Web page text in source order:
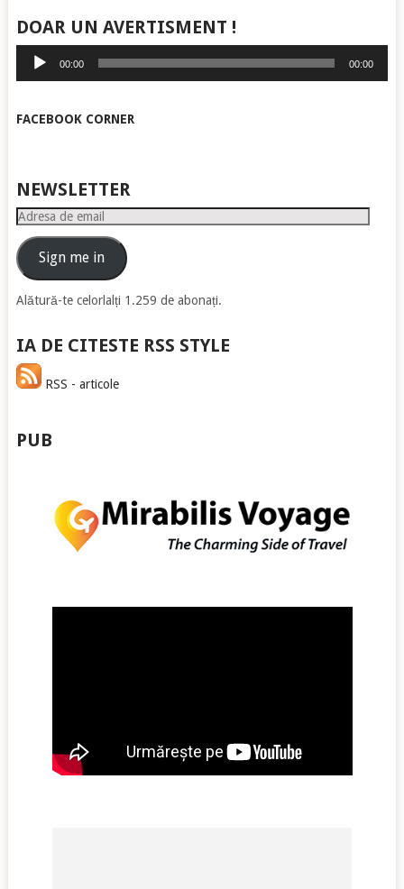
DOAR UN AVERTISMENT !
Player
audio
00:00 00:00
FACEBOOK CORNER
NEWSLETTER
Adresa
emailSign me in
Alătură-te celorlalți 1.259 de abonați.
IA DE CITESTE RSS STYLE
RSS - articole
PUB